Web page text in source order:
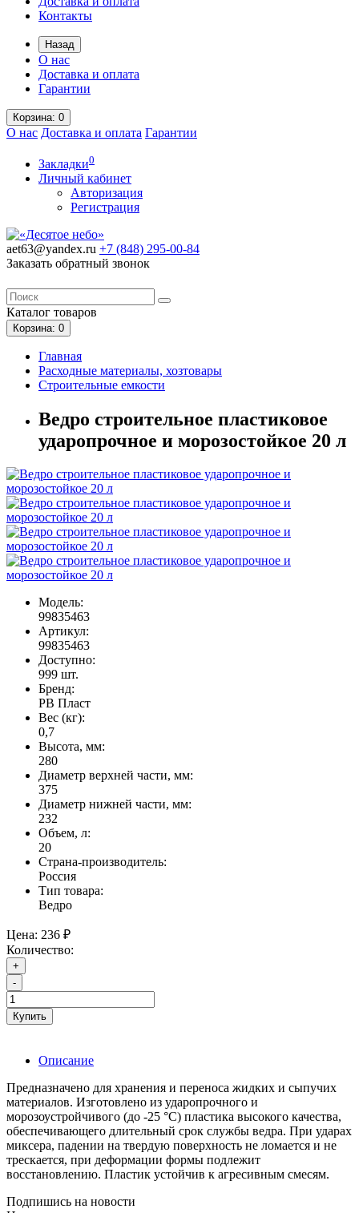
Контакты
Назад
О нас
Доставка и оплата
Гарантии
Корзина: 0
О нас Доставка и оплата Гарантии
Закладки0
Личный кабинет
Авторизация
Регистрация
aet63@yandex.ru +7 (848) 295-00-84
Заказать обратный звонок
Каталог товаров
Корзина: 0
Главная
Расходные материалы, хозтовары
Строительные емкости
Ведро строительное пластиковое
ударопрочное и морозостойкое 20 л
Модель:
99835463
Артикул:
99835463
Доступно:
999 шт.
Бренд:
РВ Пласт
Вес (кг):
0,7
Высота, мм:
280
Диаметр верхней части, мм:
375
Диаметр нижней части, мм:
232
Объем, л:
20
Страна-производитель:
Россия
Тип товара:
Ведро
Цена: 236 ₽
Количество:
+
-
Купить
Описание
Предназначено для хранения и переноса жидких и сыпучих
материалов. Изготовлено из ударопрочного и
морозоустройчивого (до -25 °С) пластика высокого качества,
обеспечивающего длительный срок службы ведра. При ударах
миксера, падении на твердую поверхность не ломается и не
трескается, при деформации формы подлежит
восстановлению. Пластик устойчив к агресивным смесям.
Подпишись на новости